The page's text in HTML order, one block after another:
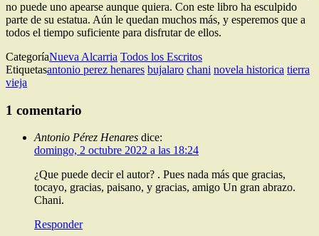
no puede uno apearse aunque quiera. Con este libro ha esculpido
parte de su estatua. Aún le quedan muchos más, y esperemos que a
todos el tiempo suficiente para disfrutar de ellos.
CategoríaNueva Alcarria Todos los Escritos
Etiquetasantonio perez henares bujalaro chani novela historica tierra
vieja
1 comentario
Antonio Pérez Henares dice:
domingo, 2 octubre 2022 a las 18:24
¿Que puede decir el autor? . Pues nada más que gracias,
tocayo, gracias, paisano, y gracias, amigo Un gran abrazo.
Chani.
Responder